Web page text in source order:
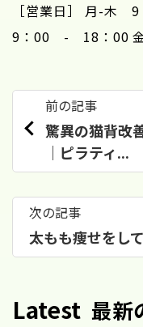
［営業日］ 月-木
9：00 - 18：00
前の記事
驚異の猫背改
｜ピラティ...
次の記事
太もも痩せをし
Latest 最新